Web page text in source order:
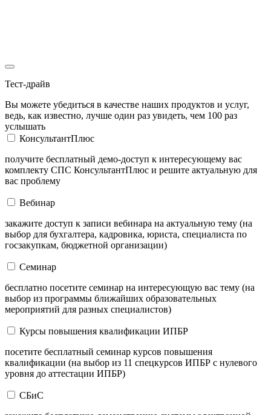
Тест-драйв
Вы можете убедиться в качестве наших продуктов и услуг,
ведь, как известно, лучше один раз увидеть, чем 100 раз
услышать
КонсультантПлюс
получите бесплатный демо-доступ к интересующему вас
комплекту СПС КонсультантПлюс и решите актуальную для
вас проблему
Вебинар
закажите доступ к записи вебинара на актуальную тему (на
выбор для бухгалтера, кадровика, юриста, специалиста по
госзакупкам, бюджетной организации)
Семинар
бесплатно посетите семинар на интересующую вас тему (на
выбор из программы ближайших образовательных
мероприятий для разных специалистов)
Курсы повышения квалификации ИПБР
посетите бесплатный семинар курсов повышения
квалификации (на выбор из 11 спецкурсов ИПБР с нулевого
уровня до аттестации ИПБР)
СБиС